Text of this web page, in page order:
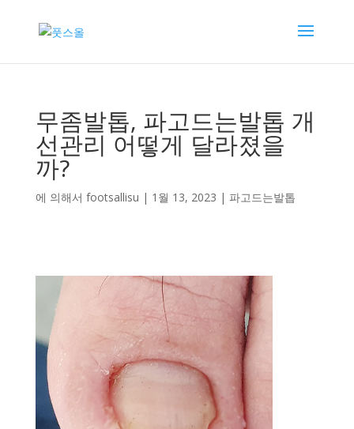
무좀발톱, 파고드는발톱 개
선관리 어떻게 달라졌을
까?
에 의해서 footsallisu | 1월 13, 2023 | 파고드는발톱